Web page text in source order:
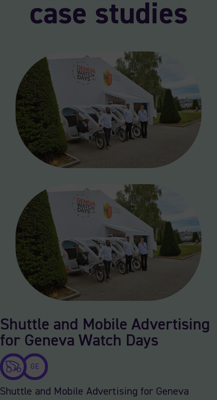
case studies
Shuttle and Mobile Advertising
for Geneva Watch Days
GE
Shuttle and Mobile Advertising for Geneva